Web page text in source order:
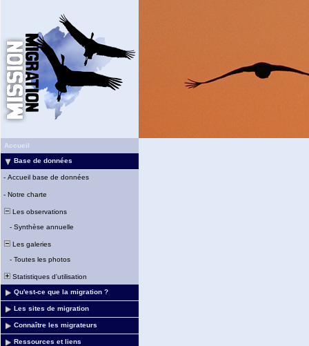
Accueil
Base de données
- Accueil base de données
- Notre charte
Les observations
- Synthèse annuelle
Les galeries
- Toutes les photos
Statistiques d'utilisation
Qu'est-ce que la migration ?
Les sites de migration
Connaître les migrateurs
Ressources et liens